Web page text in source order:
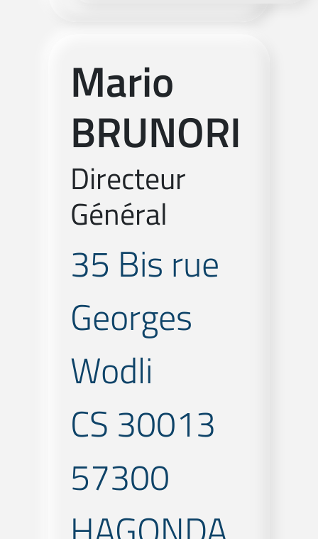
Mario
BRUNORI
Directeur
Général
35 Bis rue
Georges
Wodli
CS 30013
57300